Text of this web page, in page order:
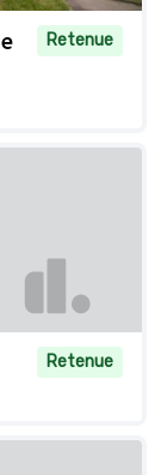
Retenue
Retenue